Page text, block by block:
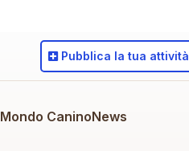
Mondo CaninoNews
Pubblica la tua attività